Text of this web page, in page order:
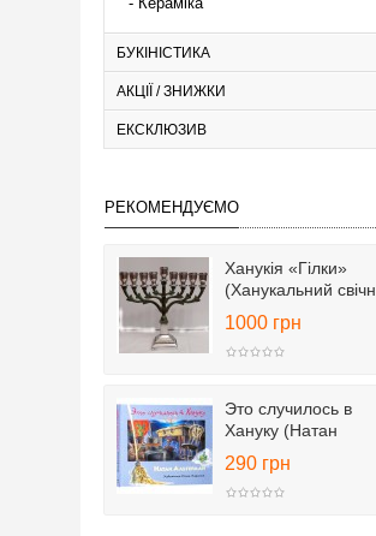
БУКІНІСТИКА
АКЦІЇ / ЗНИЖКИ
ЕКСКЛЮЗИВ
РЕКОМЕНДУЄМО
Ханукія «Гілки»
(Ханукальний
25 см
1000 грн
Это случилось в
Хануку (Натан
Альтерман)
290 грн